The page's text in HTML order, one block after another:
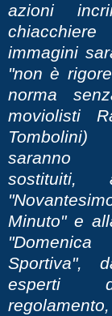
azioni
immagini
"non è
norma
moviolisti
Tombolini)
saranno
sostituiti,
Minuto" e
"Domenica
Sportiva",
esperti
regolamento,